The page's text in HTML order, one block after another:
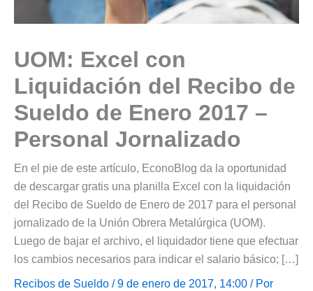
UOM: Excel con
Liquidación del Recibo de
Sueldo de Enero 2017 –
Personal Jornalizado
En el pie de este artículo, EconoBlog da la oportunidad
de descargar gratis una planilla Excel con la liquidación
del Recibo de Sueldo de Enero de 2017 para el personal
jornalizado de la Unión Obrera Metalúrgica (UOM).
Luego de bajar el archivo, el liquidador tiene que efectuar
los cambios necesarios para indicar el salario básico; […]
Recibos de Sueldo / 9 de enero de 2017, 14:00 / Por